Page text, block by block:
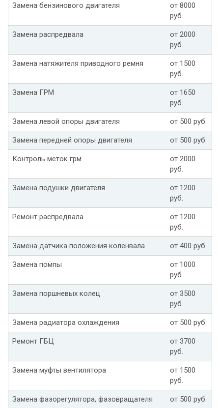
Замена бензинового двигателя
от 8000
руб.
Замена распредвала
от 2000
руб.
Замена натяжителя приводного ремня
от 1500
руб.
Замена ГРМ
от 1650
руб.
Замена левой опоры двигателя от 500 руб.
Замена передней опоры двигателя от 500 руб.
Контроль меток грм
от 2000
руб.
Замена подушки двигателя
от 1200
руб.
Ремонт распредвала
от 1200
руб.
Замена датчика положения коленвала от 400 руб.
Замена помпы
от 1000
руб.
Замена поршневых колец
от 3500
руб.
Замена радиатора охлаждения от 500 руб.
Ремонт ГБЦ
от 3700
руб.
Замена муфты вентилятора
от 1500
руб.
Замена фазорегулятора, фазовращателя от 500 руб.